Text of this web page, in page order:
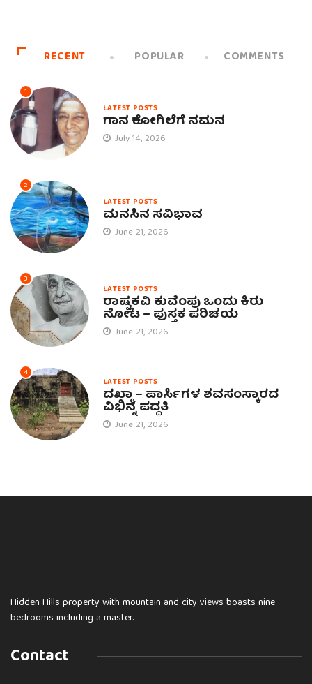
RECENT POPULAR COMMENTS
1
LATEST POSTS
ಗಾನ ಕೋಗಿಲೆಗೆ ನಮನ
July 14, 2026
2
LATEST POSTS
ಮನಸಿನ ಸವಿಭಾವ
June 21, 2026
3
LATEST POSTS
ರಾಷ್ಟ್ರಕವಿ ಕುವೆಂಪು ಒಂದು ಕಿರು
ನೋಟ – ಪುಸ್ತಕ ಪರಿಚಯ
June 21, 2026
4
LATEST POSTS
ದಖ್ಮಾ – ಪಾರ್ಸಿಗಳ ಶವಸಂಸ್ಕಾರದ
ವಿಭಿನ್ನ ಪದ್ಧತಿ
June 21, 2026
Hidden Hills property with mountain and city views boasts nine
bedrooms including a master.
Contact